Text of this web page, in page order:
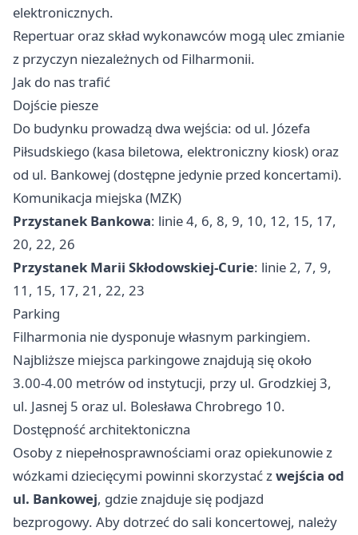
elektronicznych.
Repertuar oraz skład wykonawców mogą ulec zmianie
z przyczyn niezależnych od Filharmonii.
Jak do nas trafić
Dojście piesze
Do budynku prowadzą dwa wejścia: od ul. Józefa
Piłsudskiego (kasa biletowa, elektroniczny kiosk) oraz
od ul. Bankowej (dostępne jedynie przed koncertami).
Komunikacja miejska (MZK)
Przystanek Bankowa: linie 4, 6, 8, 9, 10, 12, 15, 17,
20, 22, 26
Przystanek Marii Skłodowskiej-Curie: linie 2, 7, 9,
11, 15, 17, 21, 22, 23
Parking
Filharmonia nie dysponuje własnym parkingiem.
Najbliższe miejsca parkingowe znajdują się około
3.00-4.00 metrów od instytucji, przy ul. Grodzkiej 3,
ul. Jasnej 5 oraz ul. Bolesława Chrobrego 10.
Dostępność architektoniczna
Osoby z niepełnosprawnościami oraz opiekunowie z
wózkami dziecięcymi powinni skorzystać zwejścia od
ul. Bankowej, gdzie znajduje się podjazd
bezprogowy. Aby dotrzeć do sali koncertowej, należy